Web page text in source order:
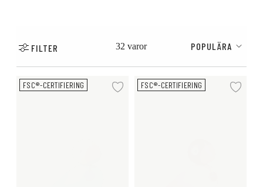
FILTER 32 varor POPULÄRA
Joy Story Bird H15.5 cm
FSC®-CERTIFIERING
Lägg till i önskelista
Passion Story Bird H15.5 cm
FSC®-CERTIFIERING